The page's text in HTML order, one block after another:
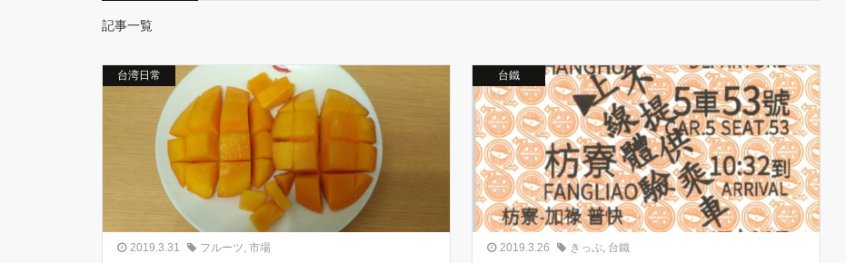
記事一覧
台湾日常
2019.3.31 フルーツ, 市場
台鐵
2019.3.26 きっぷ, 台鐵